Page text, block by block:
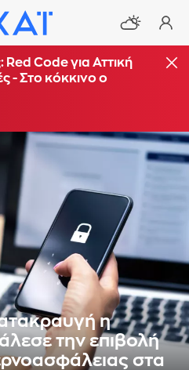
Code για Αττική
- Στο κόκκινο ο
η
την επιβολή
στα